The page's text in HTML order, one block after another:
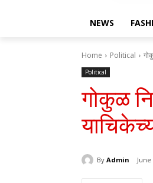
NEWS
Home Political
Political
गोकुळ
By Admin June